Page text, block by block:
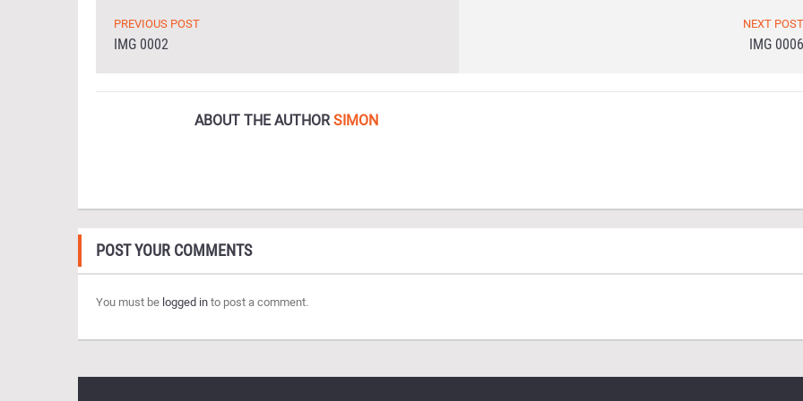
PREVIOUS POST
IMG 0002
NEXT POST
IMG 0006
ABOUT THE AUTHORSIMON
POST YOUR COMMENTS
You must be logged in to post a comment.